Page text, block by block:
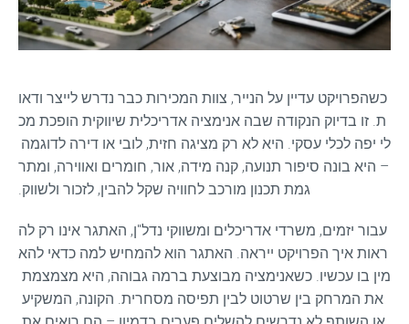
כשהפרויקט עדיין על הנייר, צוות המכירות כבר נדרש לייצר ודאו
ת. זו בדיוק הנקודה שבה אנימציה אדריכלית שיווקית הופכת מכ
– היא בונה סיפור תנועה, קנה מידה, אור, חומרים ואווירה, ומתר
גמת תכנון מורכב לחוויה שקל להבין, לזכור ולשווק.
עבור יזמים, משרדי אדריכלים ומשווקי נדל"ן, האתגר אינו רק לה
ראות איך הפרויקט ייראה. האתגר הוא להמחיש למה כדאי להא